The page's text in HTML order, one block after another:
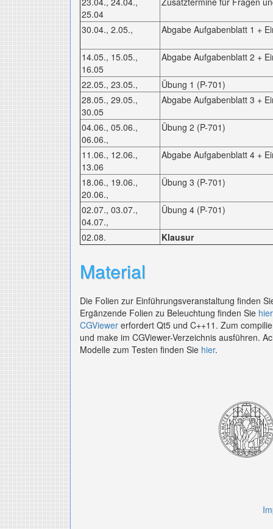
25.04
30.04., 2.05., Abgabe Aufgabenblatt 1 +
14.05., 15.05.,
16.05
Abgabe Aufgabenblatt 2 +
22.05., 23.05.,
Übung 1 (P-701)
28.05., 29.05.,
30.05
Abgabe Aufgabenblatt 3 +
04.06., 05.06.,
06.06.,
Übung 2 (P-701)
11.06., 12.06.,
13.06
Abgabe Aufgabenblatt 4 +
18.06., 19.06.,
20.06.,
Übung 3 (P-701)
02.07., 03.07.,
04.07.,
Übung 4 (P-701)
02.08. Klausur
Material
Die Folien zur Einführungsveranstaltung finden
Ergänzende Folien zu Beleuchtung finden Sie hier
CGViewer erfordert Qt5 und C++11. Zum
und make im CGViewer-Verzeichnis ausführen.
Modelle zum Testen finden Sie hier.